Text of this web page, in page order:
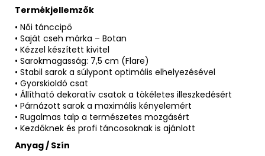
Termékjellemzők
• Női tánccipő
• Saját cseh márka – Botan
• Kézzel készített kivitel
• Sarokmagasság: 7,5 cm (Flare)
• Stabil sarok a súlypont optimális elhelyezésével
• Gyorskioldó csat
• Állítható dekoratív csatok a tökéletes illeszkedésért
• Párnázott sarok a maximális kényelemért
• Rugalmas talp a természetes mozgásért
• Kezdőknek és profi táncosoknak is ajánlott
Anyag / Szín